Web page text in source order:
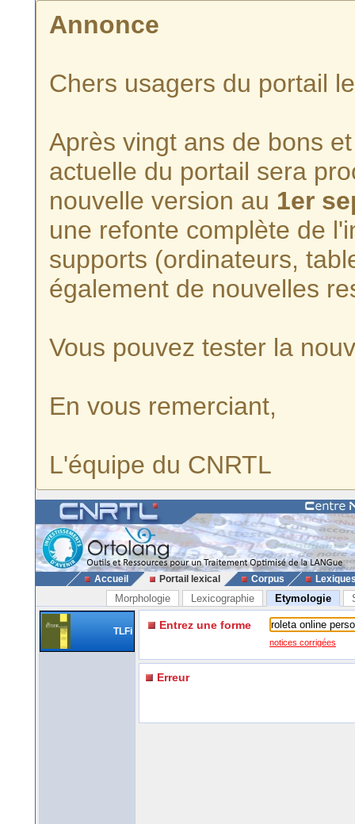
Annonce
Chers usagers du portail
Après vingt ans de bons
actuelle du portail sera
nouvelle version au 1er
une refonte complète de
supports (ordinateurs,
également de nouvelles
Vous pouvez tester la
En vous remerciant,
L'équipe du CNRTL
Accueil Portail lexical Corpus
Morphologie Lexicographie Etymologie
TLFi Entrez une forme
notices corrigées
Erreur